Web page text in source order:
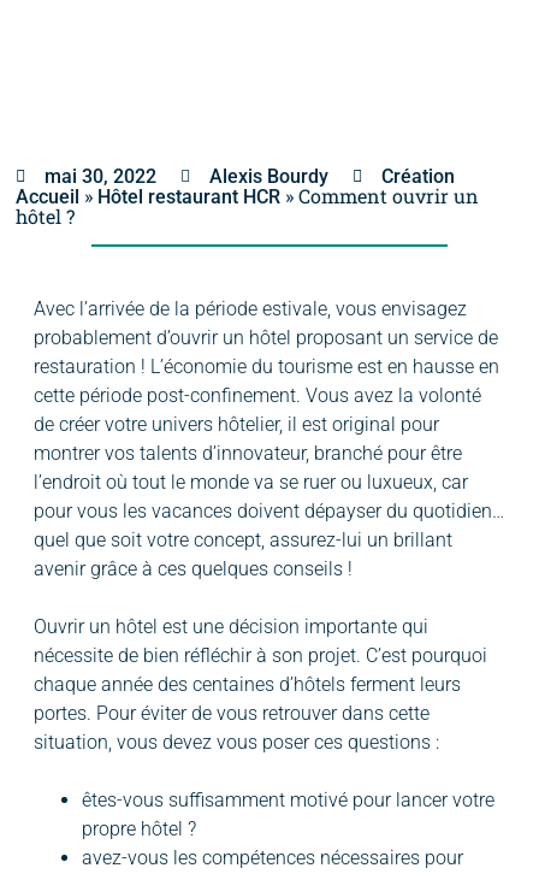
mai 30, 2022 Alexis Bourdy
Création
Accueil » Hôtel restaurant HCR »Comment ouvrir un
hôtel ?
Avec l’arrivée de la période estivale, vous envisagez
probablement d’ouvrir un hôtel proposant un service de
restauration ! L’économie du tourisme est en hausse en
cette période post-confinement. Vous avez la volonté
de créer votre univers hôtelier, il est original pour
montrer vos talents d’innovateur, branché pour être
l’endroit où tout le monde va se ruer ou luxueux, car
pour vous les vacances doivent dépayser du quotidien…
quel que soit votre concept, assurez-lui un brillant
avenir grâce à ces quelques conseils !
Ouvrir un hôtel est une décision importante qui
nécessite de bien réfléchir à son projet. C’est pourquoi
chaque année des centaines d’hôtels ferment leurs
portes. Pour éviter de vous retrouver dans cette
situation, vous devez vous poser ces questions :
êtes-vous suffisamment motivé pour lancer votre
propre hôtel ?
avez-vous les compétences nécessaires pour